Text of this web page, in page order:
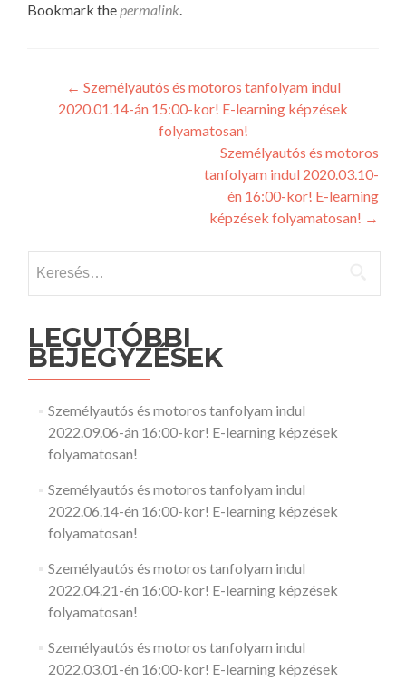
Bookmark thepermalink.
Post
navigation
← Személyautós és motoros tanfolyam indul
2020.01.14-án 15:00-kor! E-learning képzések
folyamatosan!
Személyautós és motoros
tanfolyam indul 2020.03.10-
én 16:00-kor! E-learning
képzések folyamatosan! →
LEGUTÓBBI
BEJEGYZÉSEK
Személyautós és motoros tanfolyam indul
2022.09.06-án 16:00-kor! E-learning képzések
folyamatosan!
Személyautós és motoros tanfolyam indul
2022.06.14-én 16:00-kor! E-learning képzések
folyamatosan!
Személyautós és motoros tanfolyam indul
2022.04.21-én 16:00-kor! E-learning képzések
folyamatosan!
Személyautós és motoros tanfolyam indul
2022.03.01-én 16:00-kor! E-learning képzések